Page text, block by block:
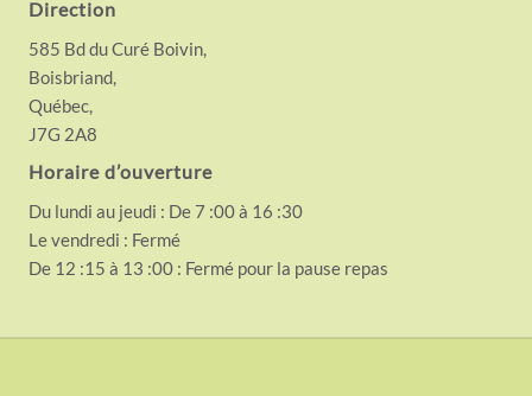
Direction
585 Bd du Curé Boivin,
Boisbriand,
Québec,
J7G 2A8
Horaire d’ouverture
Du lundi au jeudi : De 7 :00 à 16 :30
Le vendredi : Fermé
De 12 :15 à 13 :00 : Fermé pour la pause repas